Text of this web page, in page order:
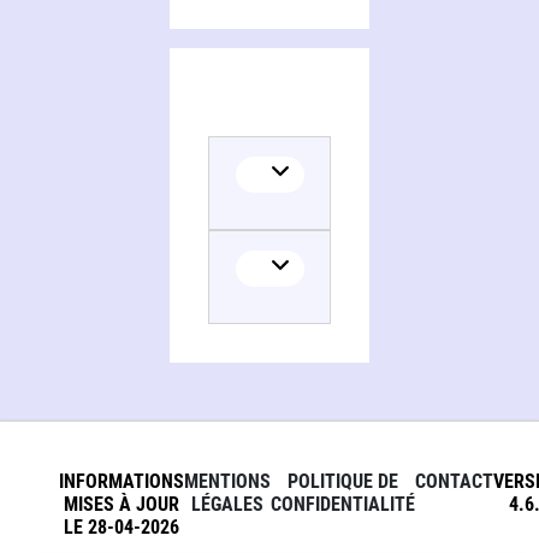
INFORMATIONS
MISES À JOUR
LE 28-04-2026
MENTIONS
LÉGALES
POLITIQUE DE
CONFIDENTIALITÉ
CONTACT